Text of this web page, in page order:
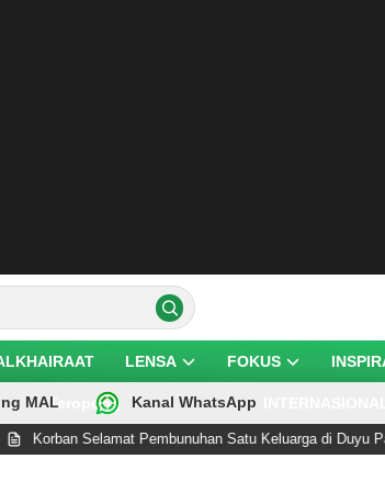
LENSA FOKUS
Teropong
MAL Kanal WhatsApp
Pembunuhan Satu Keluarga di Duyu Palu Wafat